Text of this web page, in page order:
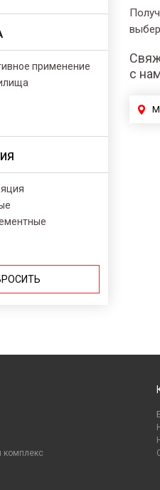
применение
с
комплекс